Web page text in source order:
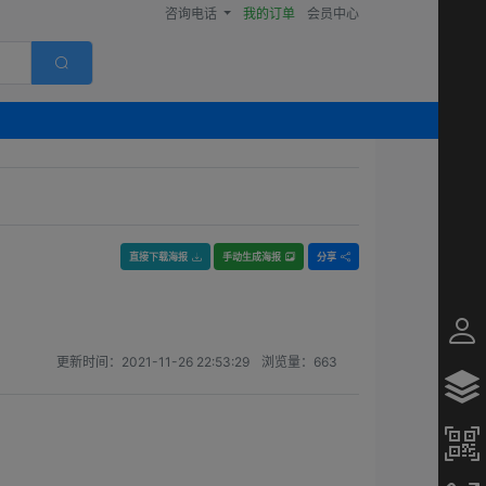
咨询电话 我的订单 会员中心
直接下载海报 手动生成海报 分享
更新时间： 2021-11-26 22:53:29 浏览量： 663